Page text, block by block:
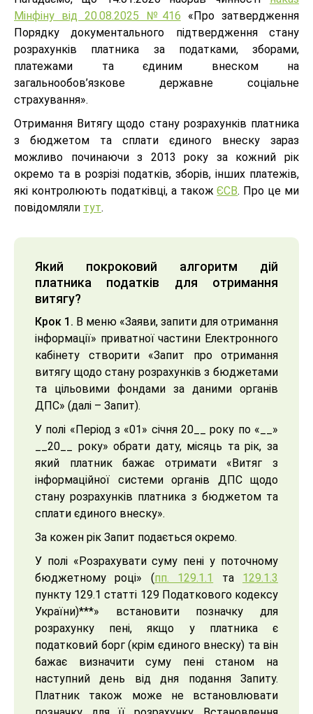
Мінфіну від 20.08.2025 №416 «Про затвердження
Порядку документального підтвердження стану
розрахунків платника за податками, зборами,
платежами та єдиним внеском на
загальнообов’язкове державне соціальне
страхування».
Отримання Витягу щодо стану розрахунків платника
з бюджетом та сплати єдиного внеску зараз
можливо починаючи з 2013 року за кожний рік
окремо та в розрізі податків, зборів, інших платежів,
які контролюють податківці, а такожЄСВ. Про це ми
повідомляли тут.
Який покроковий алгоритм дій
платника податків для отримання
витягу?
Крок 1. В меню «Заяви, запити для отримання
інформації» приватної частини Електронного
кабінету створити «Запит про отримання
витягу щодо стану розрахунків з бюджетами
та цільовими фондами за даними органів
ДПС» (далі – Запит).
У полі «Період з «01» січня 20__ року по «__»
__20__ року» обрати дату, місяць та рік, за
який платник бажає отримати «Витяг з
інформаційної системи органів ДПС щодо
стану розрахунків платника з бюджетом та
сплати єдиного внеску».
За кожен рік Запит подається окремо.
У полі «Розрахувати суму пені у поточному
бюджетному році» (пп. 129.1.1 та 129.1.3
пункту 129.1 статті 129 Податкового кодексу
України)***» встановити позначку для
розрахунку пені, якщо у платника є
податковий борг (крім єдиного внеску) та він
бажає визначити суму пені станом на
наступний день від дня подання Запиту.
Платник також може не встановлювати